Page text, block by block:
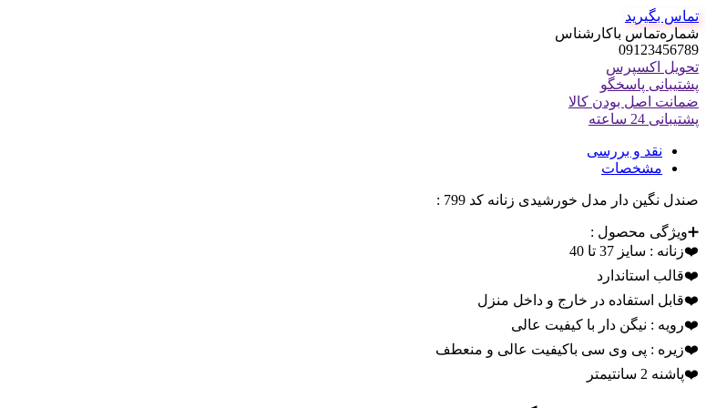
تماس بگیرید
شماره‌تماس‌ با‌کارشناس
09123456789
تحویل اکسپرس
پشتیبانی پاسخگو
ضمانت اصل بودن کالا
پشتیبانی 24 ساعته
نقد و بررسی
مشخصات
صندل نگین دار مدل خورشیدی زنانه کد 799 :
➕ویژگی محصول :
❤️زنانه : سایز 37 تا 40
❤️قالب استاندارد
❤️قابل استفاده در خارج و داخل منزل
❤️رویه : نیگن دار با کیفیت عالی
❤️زیره : پی وی سی باکیفیت عالی و منعطف
❤️پاشنه 2 سانتیمتر